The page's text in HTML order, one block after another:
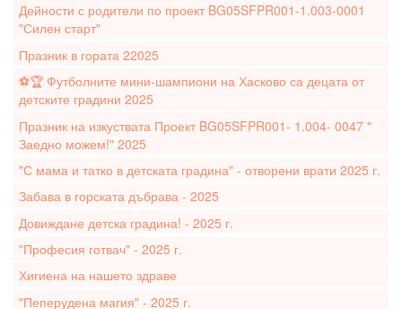
Дейности с родители по проект BG05SFPR001-1.003-0001
"Силен старт"
Празник в гората 22025
⚽️🏆 Футболните мини-шампиони на Хасково са децата от
детските градини 2025
Празник на изкуствата Проект BG05SFPR001- 1.004- 0047 "
Заедно можем!" 2025
"С мама и татко в детската градина" - отворени врати 2025 г.
Забава в горската дъбрава - 2025
Довиждане детска градина! - 2025 г.
"Професия готвач" - 2025 г.
Хигиена на нашето здраве
"Пеперудена магия" - 2025 г.